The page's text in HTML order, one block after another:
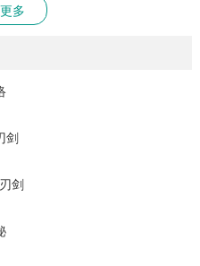
多
剑
剑